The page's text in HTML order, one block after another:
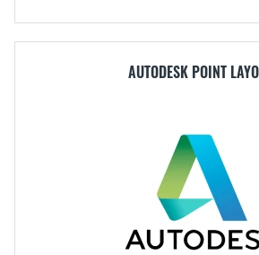
AUTODESK POINT